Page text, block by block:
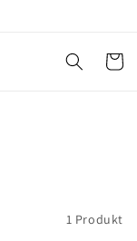
1 Produkt